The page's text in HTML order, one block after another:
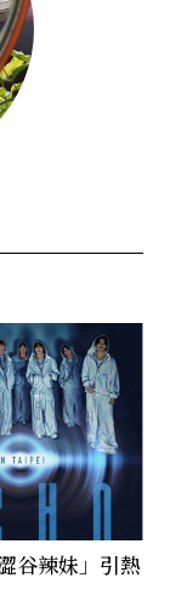
谷辣妹」引熱